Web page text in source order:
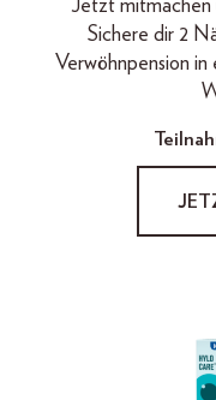
Jetzt mitmachen
Sichere dir 2
Verwöhnpension